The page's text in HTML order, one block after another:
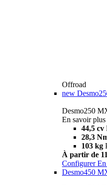
Offroad
new
Desmo250
En savoir plus
44,5 cv
28,3
103 kg
À partir de
Configurer
Desmo450